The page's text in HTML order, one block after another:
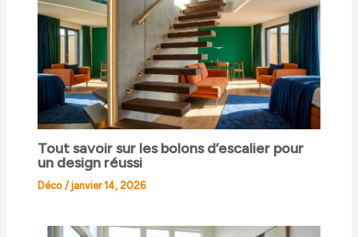
Tout savoir sur les bolons d’escalier pour
un design réussi
Déco /janvier 14, 2026